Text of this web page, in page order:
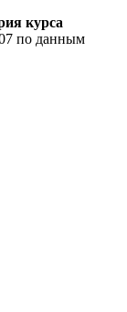
курса
по данным